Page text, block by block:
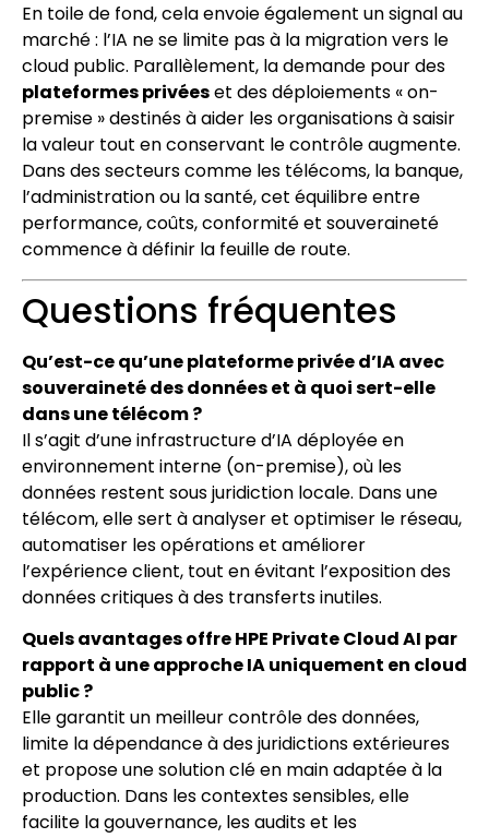
En toile de fond, cela envoie également un signal au
marché : l’IA ne se limite pas à la migration vers le
cloud public. Parallèlement, la demande pour des
plateformes privéeset des déploiements « on-
premise » destinés à aider les organisations à saisir
la valeur tout en conservant le contrôle augmente.
Dans des secteurs comme les télécoms, la banque,
l’administration ou la santé, cet équilibre entre
performance, coûts, conformité et souveraineté
commence à définir la feuille de route.
Questions fréquentes
Qu’est-ce qu’une plateforme privée d’IA avec
souveraineté des données et à quoi sert-elle
dans une télécom ?
Il s’agit d’une infrastructure d’IA déployée en
environnement interne (on-premise), où les
données restent sous juridiction locale. Dans une
télécom, elle sert à analyser et optimiser le réseau,
automatiser les opérations et améliorer
l’expérience client, tout en évitant l’exposition des
données critiques à des transferts inutiles.
Quels avantages offre HPE Private Cloud AI par
rapport à une approche IA uniquement en cloud
public ?
Elle garantit un meilleur contrôle des données,
limite la dépendance à des juridictions extérieures
et propose une solution clé en main adaptée à la
production. Dans les contextes sensibles, elle
facilite la gouvernance, les audits et les